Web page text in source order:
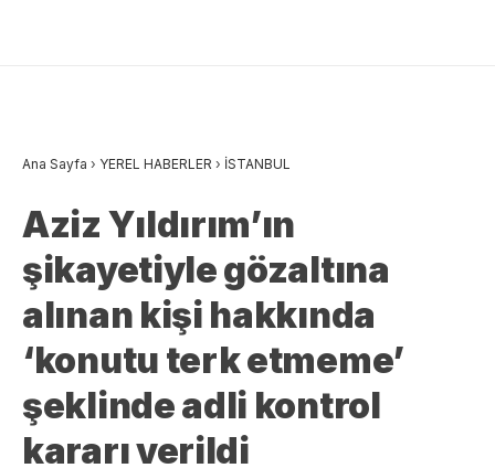
Ana Sayfa › YEREL HABERLER › İSTANBUL
Aziz Yıldırım’ın
şikayetiyle gözaltına
alınan kişi hakkında
‘konutu terk etmeme’
şeklinde adli kontrol
kararı verildi